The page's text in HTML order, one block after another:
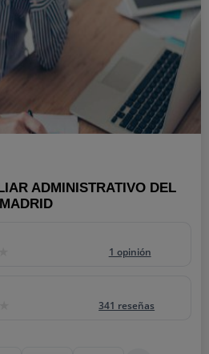
ADMINISTRATIVO DEL
1 opinión
341 reseñas